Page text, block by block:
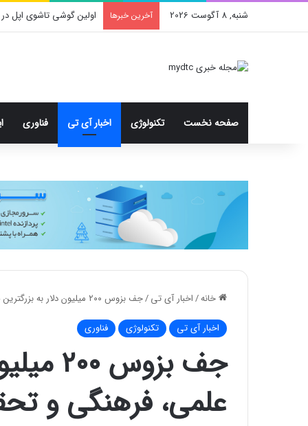
شنبه, 8 آگوست 2026 آخرین خبرها محدودیت جدید
صفحه نخست تکنولوژی اخبار آی تی فناوری
خانه/اخبار آی تی/جف بزوس ۲۰۰ میلیون دلار به بزرگترین موزه علمی، فرهنگی و تحقیقاتی جهان اهدا کرد
اخبار آی تی تکنولوژی فناوری
جف
علمی، فرهنگی و